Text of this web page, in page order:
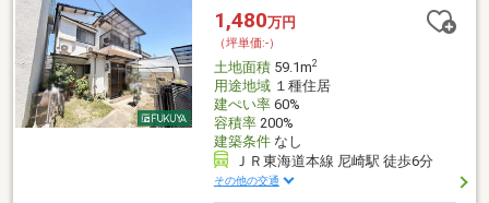
フルローン可能！■最長５０年住宅ローン可能です！※審査基準あ
ります■住宅ローン事前審査無料です！ご相談ください！■ご予約
ご見学会・ご相談会受付中！■即日
1,480万円
（坪単価:-）
土地面積59.1m2
用途地域１種住居
建ぺい率60%
容積率200%
建築条件なし
ＪＲ東海道本線 尼崎駅 徒歩6分
その他の交通